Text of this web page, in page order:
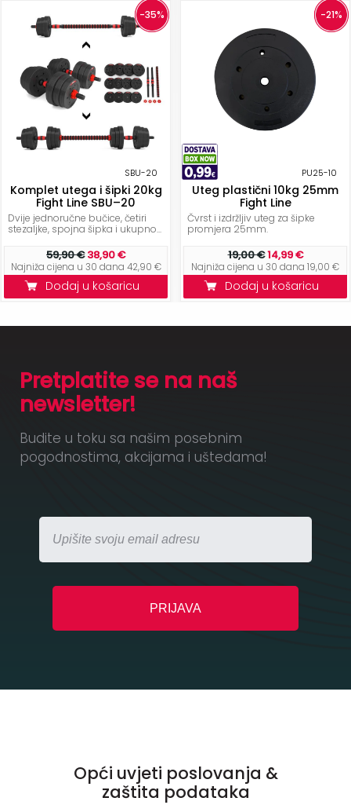
-35%
SBU-20
Komplet utega i šipki 20kg
Fight Line SBU–20
Dvije jednoručne bučice, četiri
stezaljke, spojna šipka i ukupno...
59,90 €38,90 €
Najniža cijena u 30 dana 42,90 €
Dodaj u košaricu
-21%
PU25-10
Uteg plastični 10kg 25mm
Fight Line
Čvrst i izdržljiv uteg za šipke
promjera 25mm.
19,00 €14,99 €
Najniža cijena u 30 dana 19,00 €
Dodaj u košaricu
Pretplatite se na naš
newsletter!
Budite u toku sa našim posebnim
pogodnostima, akcijama i uštedama!
Opći uvjeti poslovanja &
zaštita podataka